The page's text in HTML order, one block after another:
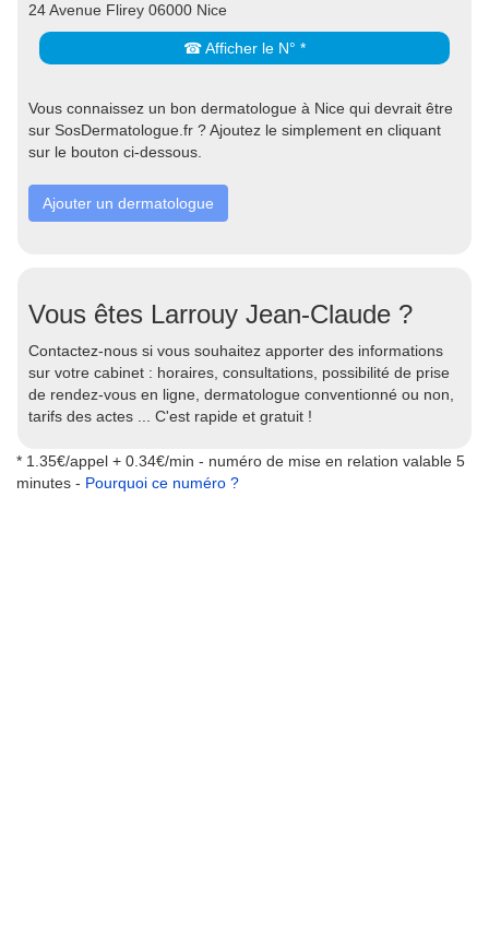
24 Avenue Flirey 06000 Nice
☎ Afficher le N° *
Vous connaissez un bon dermatologue à Nice qui devrait être
sur SosDermatologue.fr ? Ajoutez le simplement en cliquant
sur le bouton ci-dessous.
Ajouter un dermatologue
Vous êtes Larrouy Jean-Claude ?
Contactez-nous si vous souhaitez apporter des informations
sur votre cabinet : horaires, consultations, possibilité de prise
de rendez-vous en ligne, dermatologue conventionné ou non,
tarifs des actes ... C'est rapide et gratuit !
* 1.35€/appel + 0.34€/min - numéro de mise en relation valable 5
minutes - Pourquoi ce numéro ?